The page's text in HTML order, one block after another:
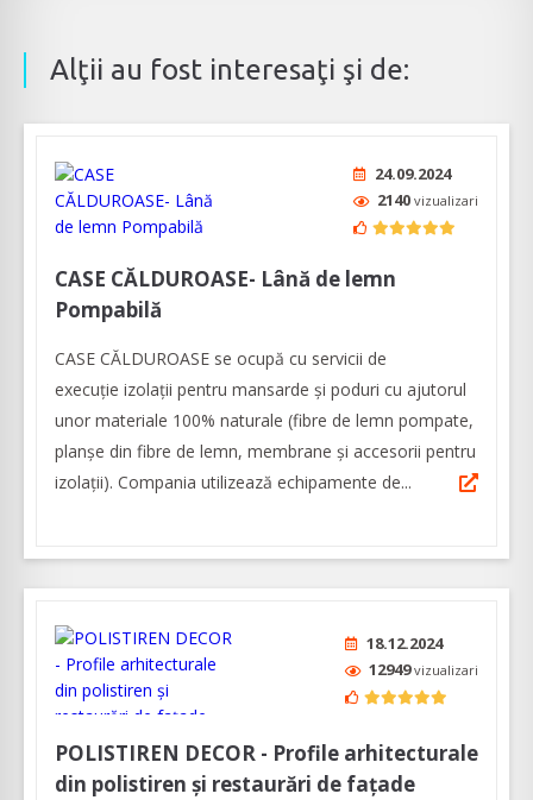
Alţii au fost interesaţi şi de:
24.09.2024
2140 vizualizari
CASE CĂLDUROASE- Lână de lemn
Pompabilă
CASE CĂLDUROASE se ocupă cu servicii de
execuție izolații pentru mansarde și poduri cu ajutorul
unor materiale 100% naturale (fibre de lemn pompate,
planșe din fibre de lemn, membrane și accesorii pentru
izolații). Compania utilizează echipamente de...
18.12.2024
12949vizualizari
POLISTIREN DECOR - Profile arhitecturale
din polistiren și restaurări de fațade